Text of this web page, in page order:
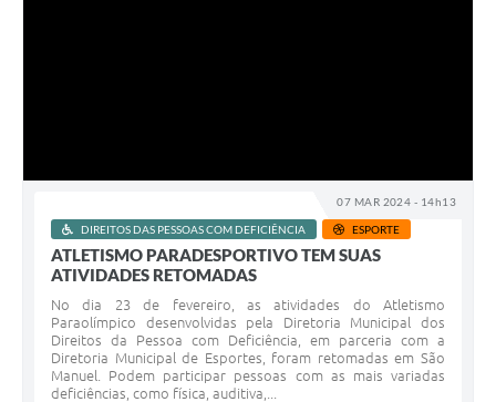
07 MAR 2024 - 14h13
DIREITOS DAS PESSOAS COM DEFICIÊNCIA ESPORTE
ATLETISMO PARADESPORTIVO TEM SUAS
ATIVIDADES RETOMADAS
No dia 23 de fevereiro, as atividades do Atletismo
Paraolímpico desenvolvidas pela Diretoria Municipal dos
Direitos da Pessoa com Deficiência, em parceria com a
Diretoria Municipal de Esportes, foram retomadas em São
Manuel. Podem participar pessoas com as mais variadas
deficiências, como física, auditiva,...